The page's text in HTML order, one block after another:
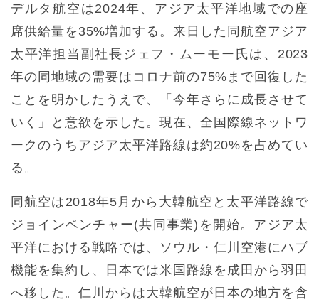
デルタ航空は2024年、アジア太平洋地域での座
席供給量を35%増加する。来日した同航空アジア
太平洋担当副社長ジェフ・ムーモー氏は、2023
年の同地域の需要はコロナ前の75%まで回復した
ことを明かしたうえで、「今年さらに成長させて
いく」と意欲を示した。現在、全国際線ネットワ
ークのうちアジア太平洋路線は約20%を占めてい
る。
同航空は2018年5月から大韓航空と太平洋路線で
ジョインベンチャー(共同事業)を開始。アジア太
平洋における戦略では、ソウル・仁川空港にハブ
機能を集約し、日本では米国路線を成田から羽田
へ移した。仁川からは大韓航空が日本の地方を含